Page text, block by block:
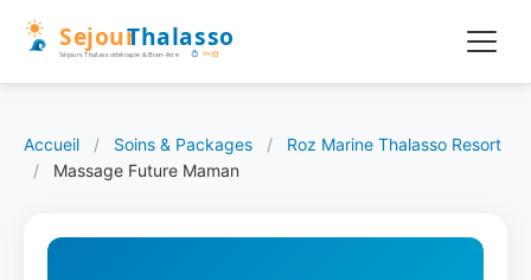
Accueil / Soins & Packages /
Roz Marine Thalasso Resort
/
Massage Future Maman